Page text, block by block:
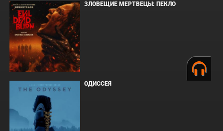
ЗЛОВЕЩИЕ МЕРТВЕЦЫ: ПЕКЛО
ОДИССЕЯ